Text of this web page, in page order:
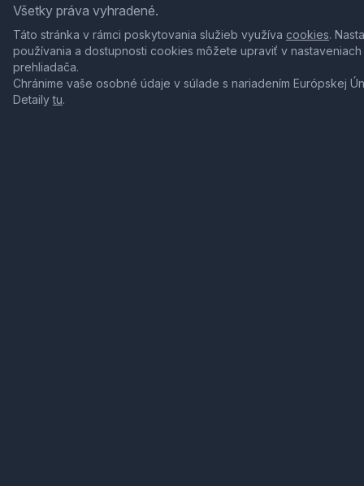
Všetky práva vyhradené.
Táto stránka v rámci poskytovania služieb využíva cookies.
používania a dostupnosti cookies môžete upraviť v nastaveniach
prehliadača.
Chránime vaše osobné údaje v súlade s nariadením Európskej
Detailytu.